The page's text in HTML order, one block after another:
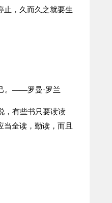
止，久而久之就要生
。——罗曼·罗兰
，有些书只要读读
全读，勤读，而且